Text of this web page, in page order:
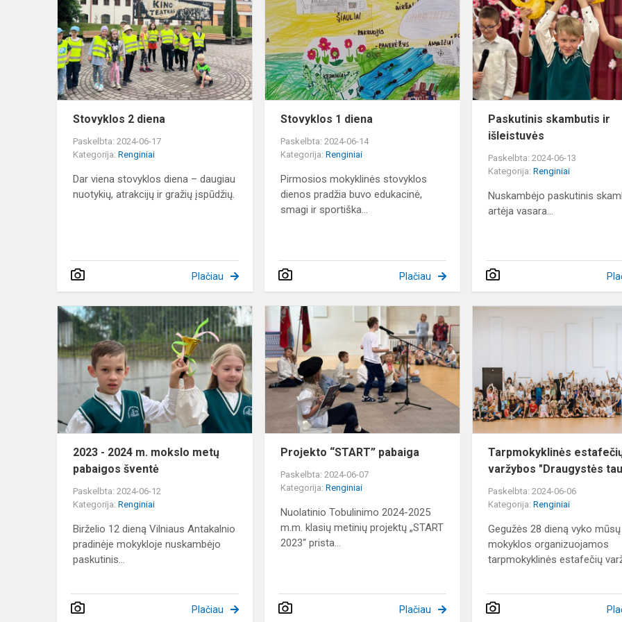
diena
Stovyklos 2 diena
Paskelbta: 2024-06-17
Kategorija: Renginiai
Dar viena stovyklos diena – daugiau
nuotykių, atrakcijų ir gražių įspūdžių.
Plačiau
diena
Stovyklos 1 diena
Paskelbta: 2024-06-14
Kategorija:Renginiai
Pirmosios mokyklinės stovyklos
dienos pradžia buvo edukacinė,
smagi ir sportiška...
Plačiau
Paskutinis skambutis ir
išleistuvės
Paskelbta: 2024-06-13
Kategorija:Renginiai
Nuskambėjo paskutinis
artėja vasara...
2023
-
2024
m.
mokslo
metų
pabaigos
šventė
2023 - 2024 m. mokslo metų
pabaigos šventė
Paskelbta: 2024-06-12
Kategorija: Renginiai
Birželio 12 dieną Vilniaus Antakalnio
pradinėje mokykloje nuskambėjo
paskutinis...
Plačiau
Projekto
“START”
pabaiga
Projekto “START” pabaiga
Paskelbta: 2024-06-07
Kategorija:Renginiai
Nuolatinio Tobulinimo 2024-2025
m.m. klasių metinių projektų „START
2023“ prista...
Plačiau
Tarpmokyklinės
varžybos "Draugystės
Paskelbta: 2024-06-06
Kategorija:Renginiai
Gegužės 28 dieną vyko mūsų
mokyklos organizuojamos
tarpmokyklinės estafečių